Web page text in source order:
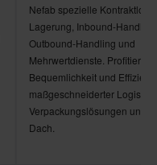
Nefab spezielle
Lagerung, Inbound-
Outbound-Handling und
Mehrwertdienste. Profitieren
Bequemlichkeit und Effizienz
maßgeschneiderter Logistik-
Verpackungslösungen unter
Dach.